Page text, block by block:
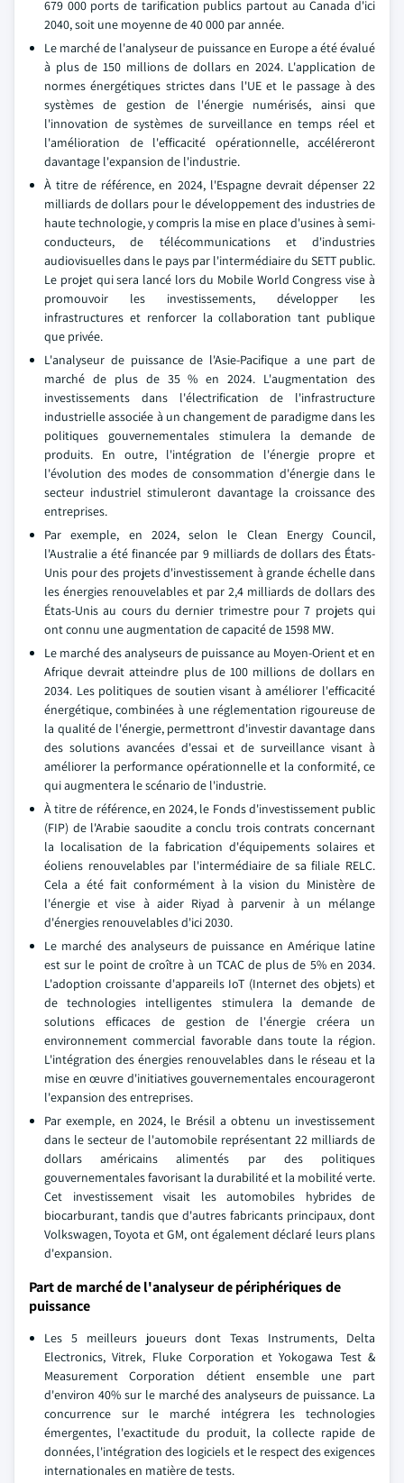
679 000 ports de tarification publics partout au Canada d'ici
2040, soit une moyenne de 40 000 par année.
Le marché de l'analyseur de puissance en Europe a été évalué
à plus de 150 millions de dollars en 2024. L'application de
normes énergétiques strictes dans l'UE et le passage à des
systèmes de gestion de l'énergie numérisés, ainsi que
l'innovation de systèmes de surveillance en temps réel et
l'amélioration de l'efficacité opérationnelle, accéléreront
davantage l'expansion de l'industrie.
À titre de référence, en 2024, l'Espagne devrait dépenser 22
milliards de dollars pour le développement des industries de
haute technologie, y compris la mise en place d'usines à semi-
conducteurs, de télécommunications et d'industries
audiovisuelles dans le pays par l'intermédiaire du SETT public.
Le projet qui sera lancé lors du Mobile World Congress vise à
promouvoir les investissements, développer les
infrastructures et renforcer la collaboration tant publique
que privée.
L'analyseur de puissance de l'Asie-Pacifique a une part de
marché de plus de 35 % en 2024. L'augmentation des
investissements dans l'électrification de l'infrastructure
industrielle associée à un changement de paradigme dans les
politiques gouvernementales stimulera la demande de
produits. En outre, l'intégration de l'énergie propre et
l'évolution des modes de consommation d'énergie dans le
secteur industriel stimuleront davantage la croissance des
entreprises.
Par exemple, en 2024, selon le Clean Energy Council,
l'Australie a été financée par 9 milliards de dollars des États-
Unis pour des projets d'investissement à grande échelle dans
les énergies renouvelables et par 2,4 milliards de dollars des
États-Unis au cours du dernier trimestre pour 7 projets qui
ont connu une augmentation de capacité de 1598 MW.
Le marché des analyseurs de puissance au Moyen-Orient et en
Afrique devrait atteindre plus de 100 millions de dollars en
2034. Les politiques de soutien visant à améliorer l'efficacité
énergétique, combinées à une réglementation rigoureuse de
la qualité de l'énergie, permettront d'investir davantage dans
des solutions avancées d'essai et de surveillance visant à
améliorer la performance opérationnelle et la conformité, ce
qui augmentera le scénario de l'industrie.
À titre de référence, en 2024, le Fonds d'investissement public
(FIP) de l'Arabie saoudite a conclu trois contrats concernant
la localisation de la fabrication d'équipements solaires et
éoliens renouvelables par l'intermédiaire de sa filiale RELC.
Cela a été fait conformément à la vision du Ministère de
l'énergie et vise à aider Riyad à parvenir à un mélange
d'énergies renouvelables d'ici 2030.
Le marché des analyseurs de puissance en Amérique latine
est sur le point de croître à un TCAC de plus de 5% en 2034.
L'adoption croissante d'appareils IoT (Internet des objets) et
de technologies intelligentes stimulera la demande de
solutions efficaces de gestion de l'énergie créera un
environnement commercial favorable dans toute la région.
L'intégration des énergies renouvelables dans le réseau et la
mise en œuvre d'initiatives gouvernementales encourageront
l'expansion des entreprises.
Par exemple, en 2024, le Brésil a obtenu un investissement
dans le secteur de l'automobile représentant 22 milliards de
dollars américains alimentés par des politiques
gouvernementales favorisant la durabilité et la mobilité verte.
Cet investissement visait les automobiles hybrides de
biocarburant, tandis que d'autres fabricants principaux, dont
Volkswagen, Toyota et GM, ont également déclaré leurs plans
d'expansion.
Part de marché de l'analyseur de périphériques de
puissance
Les 5 meilleurs joueurs dont Texas Instruments, Delta
Electronics, Vitrek, Fluke Corporation et Yokogawa Test &
Measurement Corporation détient ensemble une part
d'environ 40% sur le marché des analyseurs de puissance. La
concurrence sur le marché intégrera les technologies
émergentes, l'exactitude du produit, la collecte rapide de
données, l'intégration des logiciels et le respect des exigences
internationales en matière de tests.